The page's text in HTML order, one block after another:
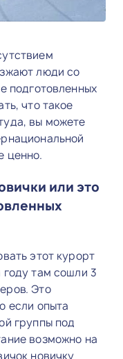
люди со
подготовленных
что такое
вы можете
ценно.
или это
этот курорт
там сошли 3
Это
если опыта
группы под
возможно на
новичку